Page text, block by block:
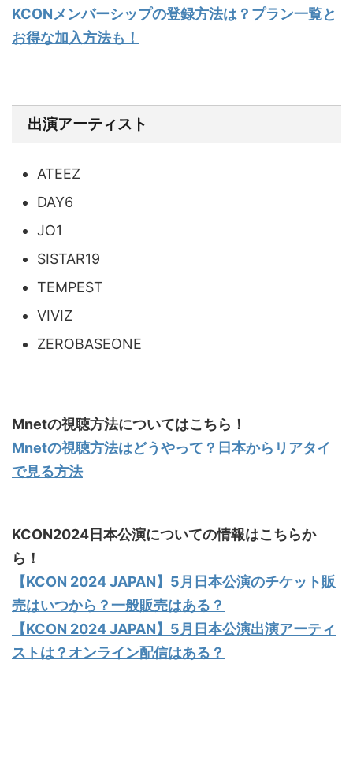
KCONメンバーシップの登録方法は？プラン一覧と
お得な加入方法も！
出演アーティスト
ATEEZ
DAY6
JO1
SISTAR19
TEMPEST
VIVIZ
ZEROBASEONE
Mnetの視聴方法についてはこちら！
Mnetの視聴方法はどうやって？日本からリアタイ
で見る方法
KCON2024日本公演についての情報はこちらか
ら！
【KCON 2024 JAPAN】5月日本公演のチケット販
売はいつから？一般販売はある？
【KCON 2024 JAPAN】5月日本公演出演アーティ
ストは？オンライン配信はある？